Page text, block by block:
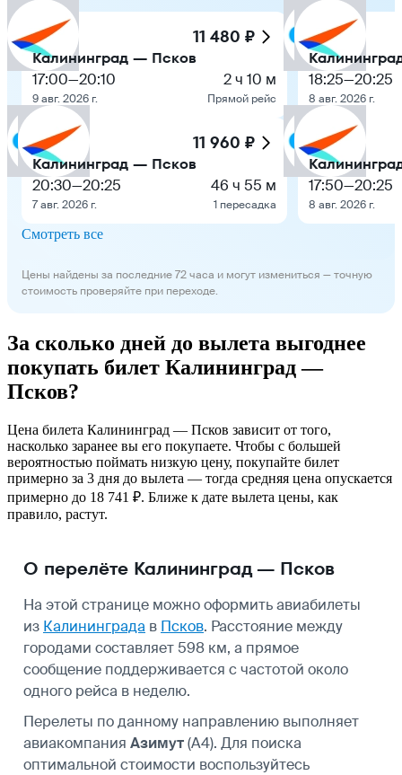
11 480 ₽
Калининград — Псков
17:00—20:10
9 авг. 2026 г.
2 ч 10 м
Прямой рейс
11 960 ₽
Калининград — Псков
20:30—20:25
7 авг. 2026 г.
46 ч 55 м
1 пересадка
18:25—20:25
8 авг. 2026 г.
17:50—20:25
8 авг. 2026 г.
Смотреть все
Цены найдены за последние 72 часа и могут измениться — точную
стоимость проверяйте при переходе.
За сколько дней до вылета выгоднее
покупать билет Калининград —
Псков?
Цена билета Калининград — Псков зависит от того,
насколько заранее вы его покупаете. Чтобы с большей
вероятностью поймать низкую цену, покупайте билет
примерно за 3 дня до вылета — тогда средняя цена опускается
примерно до 18 741 ₽. Ближе к дате вылета цены, как
правило, растут.
О перелёте Калининград — Псков
На этой странице можно оформить авиабилеты
из Калининграда в Псков. Расстояние между
городами составляет 598 км, а прямое
сообщение поддерживается с частотой около
одного рейса в неделю.
Перелеты по данному направлению выполняет
авиакомпания Азимут(A4). Для поиска
оптимальной стоимости воспользуйтесь